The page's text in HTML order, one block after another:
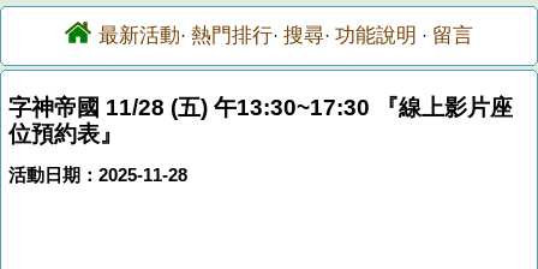
最新活動· 熱門排行· 搜尋· 功能說明 · 留言
字神帝國 11/28 (五) 午13:30~17:30 『線上影片座
位預約表』
活動日期：2025-11-28